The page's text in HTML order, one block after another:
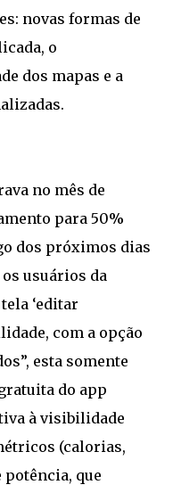
novas formas de
o
dos mapas e a
no mês de
para 50%
dos próximos dias
usuários da
‘editar
com a opção
esta somente
do app
à visibilidade
(calorias,
que